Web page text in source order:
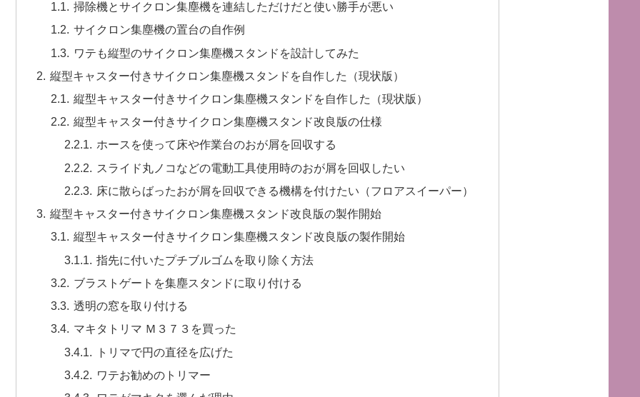
掃除機とサイクロン集塵機を連結しただけだと使い勝手が悪い
サイクロン集塵機の置台の自作例
ワテも縦型のサイクロン集塵機スタンドを設計してみた
縦型キャスター付きサイクロン集塵機スタンドを自作した（現状版）
縦型キャスター付きサイクロン集塵機スタンドを自作した（現状版）
縦型キャスター付きサイクロン集塵機スタンド改良版の仕様
ホースを使って床や作業台のおが屑を回収する
スライド丸ノコなどの電動工具使用時のおが屑を回収したい
床に散らばったおが屑を回収できる機構を付けたい（フロアスイーパー）
縦型キャスター付きサイクロン集塵機スタンド改良版の製作開始
縦型キャスター付きサイクロン集塵機スタンド改良版の製作開始
指先に付いたプチブルゴムを取り除く方法
ブラストゲートを集塵スタンドに取り付ける
透明の窓を取り付ける
マキタトリマ Ｍ３７３を買った
トリマで円の直径を広げた
ワテお勧めのトリマー